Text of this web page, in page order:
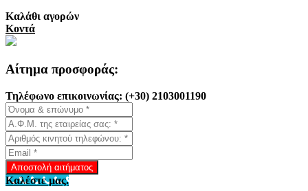
Καλάθι αγορών
Κοντά
Αίτημα προσφοράς:
Τηλέφωνo επικοινωνίας: (+30) 2103001190
Αποστολή αιτήματος
Καλέστε μας.